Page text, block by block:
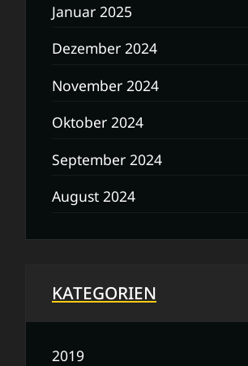
Januar 2025
Dezember 2024
November 2024
Oktober 2024
September 2024
August 2024
KATEGORIEN
2019